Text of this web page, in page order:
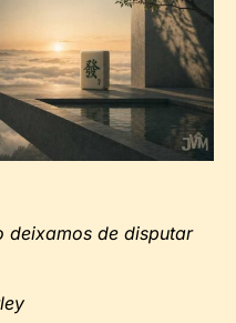
deixamos de disputar